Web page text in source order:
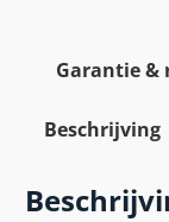
Garantie &
Beschrijving